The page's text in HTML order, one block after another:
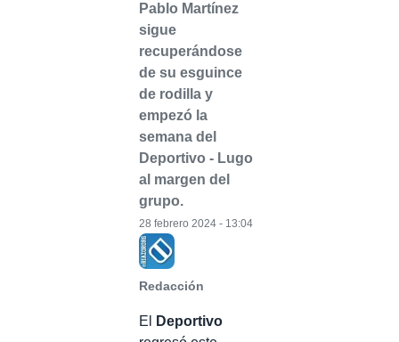
Pablo Martínez
sigue
recuperándose
de su esguince
de rodilla y
empezó la
semana del
Deportivo - Lugo
al margen del
grupo.
Redacción
28 febrero 2024 - 13:04
El
Deportivo